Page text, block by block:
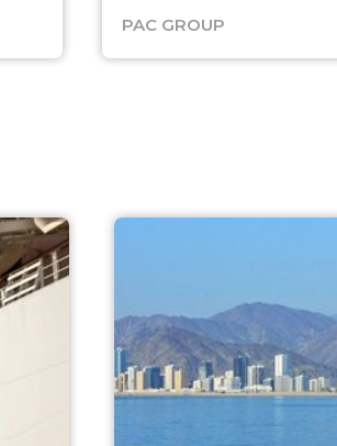
PAC GROUP